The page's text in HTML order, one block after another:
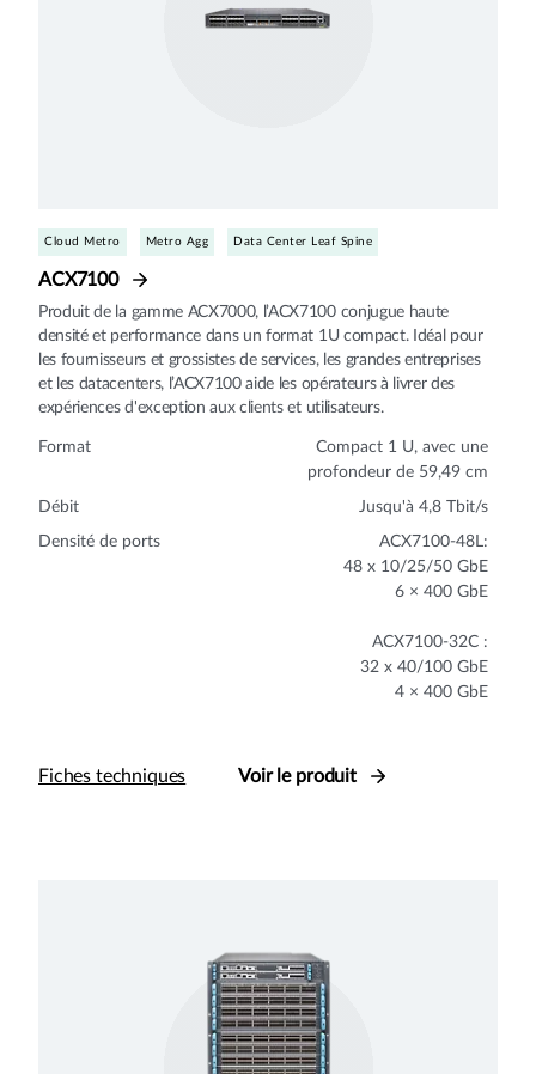
Cloud Metro Metro Agg Data Center Leaf Spine
ACX7100
Produit de la gamme ACX7000, l’ACX7100 conjugue haute
densité et performance dans un format 1U compact. Idéal pour
les fournisseurs et grossistes de services, les grandes entreprises
et les datacenters, l’ACX7100 aide les opérateurs à livrer des
expériences d'exception aux clients et utilisateurs.
Format
Compact 1 U, avec une
profondeur de 59,49 cm
Débit Jusqu'à 4,8 Tbit/s
Densité de ports
ACX7100-48L:
48 x 10/25/50 GbE
6 × 400 GbE
ACX7100-32C :
32 x 40/100 GbE
4 × 400 GbE
Fiches techniques Voir le produit